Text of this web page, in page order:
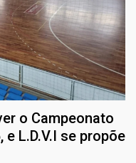
o Campeonato
L.D.V.I se propõe